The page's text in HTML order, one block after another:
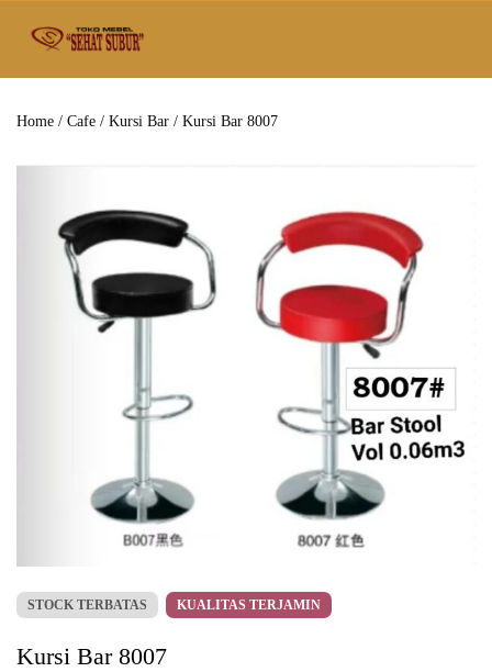
Home / Cafe / Kursi Bar / Kursi Bar 8007
STOCK TERBATAS KUALITAS TERJAMIN
Kursi Bar 8007